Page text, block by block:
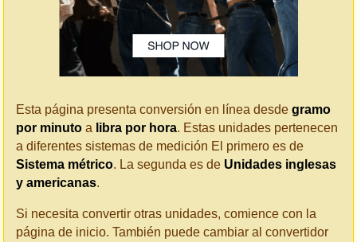
Esta página presenta conversión en línea desde gramo
por minuto a libra por hora. Estas unidades pertenecen
a diferentes sistemas de medición El primero es de
Sistema métrico. La segunda es de Unidades inglesas
y americanas.
Si necesita convertir otras unidades, comience con la
página de inicio. También puede cambiar al convertidor